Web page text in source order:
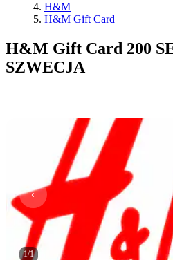
H&M
H&M Gift Card
H&M Gift Card 200
SZWECJA
1/1